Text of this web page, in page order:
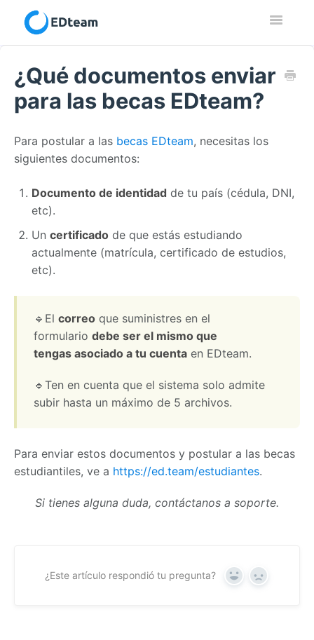
Toggle
Contacto
¿Qué documentos enviar
para las becas EDteam?
Para postular a las becas EDteam, necesitas los
siguientes documentos:
Documento de identidad de tu país (cédula, DNI,
etc).
Un certificado de que estás estudiando
actualmente (matrícula, certificado de estudios,
etc).
🔹El correo que suministres en el
formulario debe ser el mismo que
tengas asociado a tu cuenta en EDteam.
🔹Ten en cuenta que el sistema solo admite
subir hasta un máximo de 5 archivos.
Para enviar estos documentos y postular a las becas
estudiantiles, ve a https://ed.team/estudiantes.
Si tienes alguna duda, contáctanos a soporte.
¿Este artículo respondió tu pregunta? Yes No